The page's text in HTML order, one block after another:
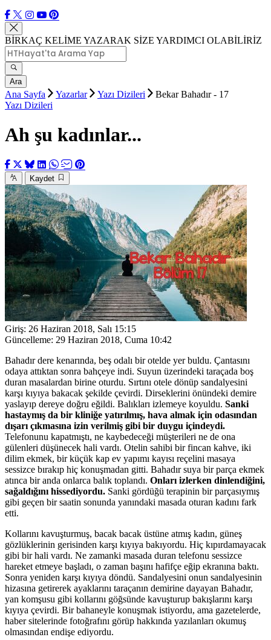
BİRKAÇ KELİME YAZARAK SİZE YARDIMCI OLABİLİRİZ
Ara
Ana Sayfa Yazarlar Yazı Dizileri
Bekar Bahadır - 17
Yazı Dizileri
Ah şu kadınlar...
Kaydet
Giriş: 26 Haziran 2018, Salı 15:15
Güncelleme: 29 Haziran 2018, Cuma 10:42
Bahadır dere kenarında, beş odalı bir otelde yer buldu. Çantasını
odaya attıktan sonra bahçeye indi. Suyun üzerindeki taraçada boş
duran masalardan birine oturdu. Sırtını otele dönüp sandalyesini
karşı kıyıya bakacak şekilde çevirdi. Dirseklerini önündeki demire
yaslayıp dereye doğru eğildi. Balıkları izlemeye koyuldu. Sanki
hastaymış da bir kliniğe yatırılmış, hava almak için odasından
dışarı çıkmasına izin verilmiş gibi bir duygu içindeydi.
Telefonunu kapatmıştı, ne kaybedeceği müşterileri ne de ona
gülenleri düşünecek hali vardı. Otelin sahibi bir fincan kahve, iki
dilim ekmek, bir küçük kap ev yapımı kayısı reçelini masaya
sessizce bırakıp hiç konuşmadan gitti. Bahadır suya bir parça ekmek
atınca bir anda onlarca balık toplandı. Onları izlerken dinlendiğini,
sağaldığını hissediyordu. Sanki gördüğü terapinin bir parçasıymış
gibi geçen bir saatin sonunda yanındaki masada oturan kadını fark
etti.
Kollarını kavuşturmuş, bacak bacak üstüne atmış kadın, güneş
gözlüklerinin gerisinden karşı kıyıya bakıyordu. Hiç kıpırdamayacak
gibi bir hali vardı. Ne zamanki masada duran telefonu sessizce
hareket etmeye başladı, o zaman başını hafifçe eğip ekranına baktı.
Sonra yeniden karşı kıyıya döndü. Sandalyesini onun sandalyesinin
hizasına getirerek ayaklarını taraçanın demirine dayayan Bahadır,
yan komşusu gibi kollarını göğsünde kavuşturup bakışlarını karşı
kıyıya çevirdi. Bir bahaneyle konuşmak istiyordu, ama gazetelerde,
haber sitelerinde fotoğrafını görüp hakkında yazılanları okumuş
olmasından endişe ediyordu.